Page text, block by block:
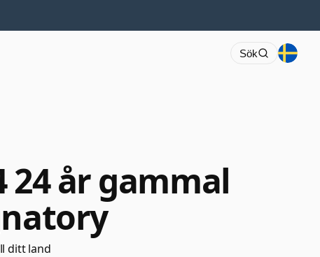
Sök
24 år gammal
ditt land